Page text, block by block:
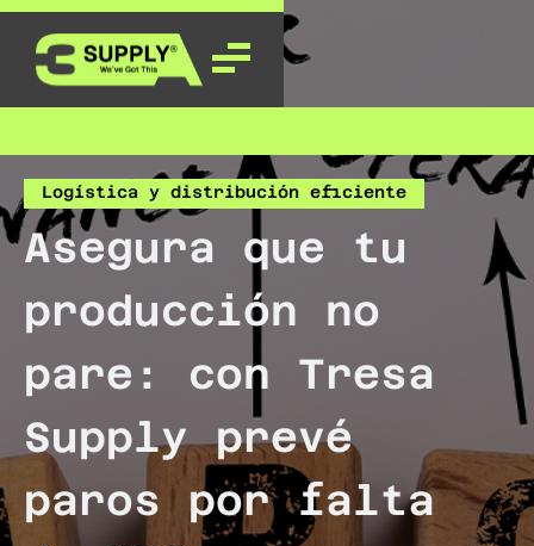
Logística y distribución eficiente
Asegura que tu
producción no
pare: con Tresa
Supply prevé
paros por falta